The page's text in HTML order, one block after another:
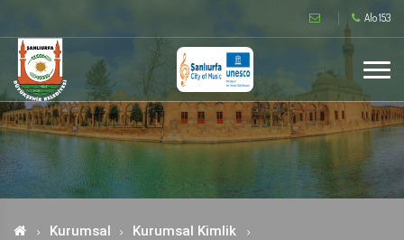
Alo 153
Kurumsal
Kurumsal Kimlik